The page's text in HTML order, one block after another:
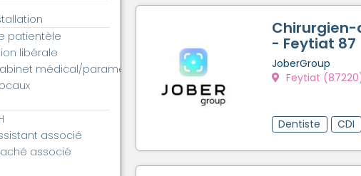
patientèle
libérale
médical/paramédical
associé
associé
- Feytiat 87
JoberGroup
Feytiat
Dentiste
CDI